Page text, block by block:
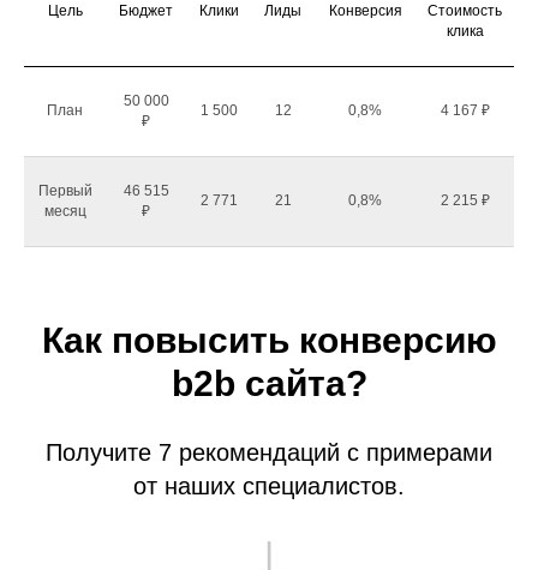
Цель Бюджет Клики Лиды Конверсия
Стоимость
клика
План
50 000
₽
1 500 12 0,8% 4 167 ₽
Первый
месяц
46 515
₽
2 771 21 0,8% 2 215 ₽
Как повысить конверсию
b2b сайта?
Получите 7 рекомендаций с примерами
от наших специалистов.